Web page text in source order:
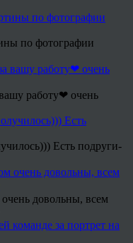
по фотографии
работу❤ очень
Есть подруги-
довольны, всем